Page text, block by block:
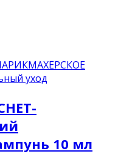
уход
10 мл